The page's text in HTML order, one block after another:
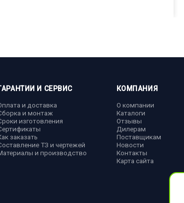
И СЕРВИС
и доставка
и монтаж
изготовления
заказать
ТЗ и чертежей
и производство
КОМПАНИЯ
О компании
Каталоги
Отзывы
Дилерам
Поставщикам
Новости
Контакты
Карта сайта